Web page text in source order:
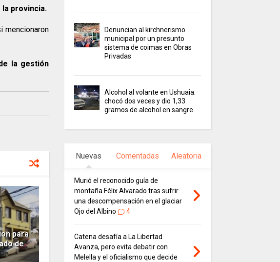
provincia.
mencionaron
la gestión
para
de
Denuncian al kirchnerismo
municipal por un presunto
sistema de coimas en Obras
Privadas
Alcohol al volante en Ushuaia:
chocó dos veces y dio 1,33
gramos de alcohol en sangre
Nuevas Comentadas Aleatoria
Murió el reconocido guía de
montaña Félix Alvarado tras sufrir
una descompensación en el glaciar
Ojo del Albino
4
Catena desafía a La Libertad
Avanza, pero evita debatir con
Melella y el oficialismo que decide